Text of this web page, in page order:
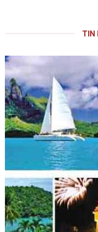
TIN